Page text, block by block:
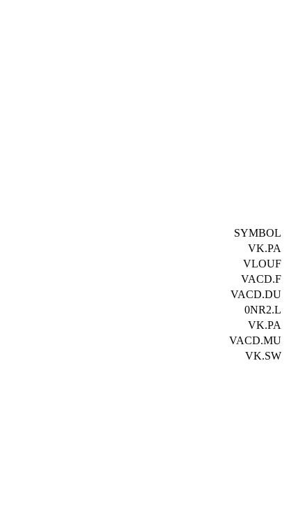
SYMBOL
VK.PA
VLOUF
VACD.F
VACD.DU
0NR2.L
VK.PA
VACD.MU
VK.SW